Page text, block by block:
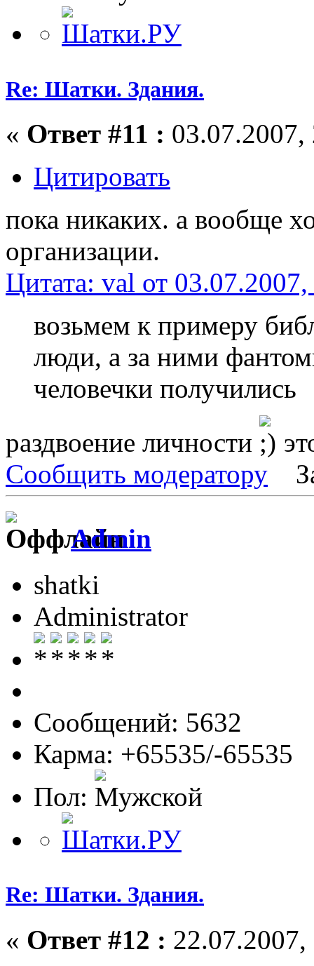
Re: Шатки. Здания.
« Ответ #11 :
Цитировать
пока никаких. а вообще
организации.
Цитата: val от
возьмем к примеру
люди, а за ними
человечки получились
раздвоение личности
Сообщить модератору
Admin
shatki
Administrator
Сообщений: 5632
Карма: +65535/-65535
Пол:
Re: Шатки. Здания.
« Ответ #12 :